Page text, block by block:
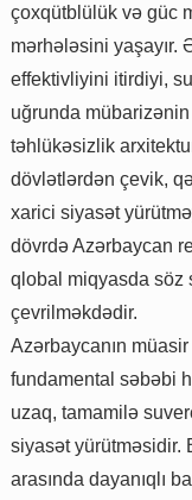
çoxqütblülük və güc
mərhələsini yaşayır.
effektivliyini itirdiyi,
uğrunda
təhlükəsizlik
dövlətlərdən çevik,
xarici siyasət
dövrdə Azərbaycan
qlobal miqyasda söz
çevrilməkdədir.
Azərbaycanın
fundamental səbəbi
uzaq, tamamilə
siyasət yürütməsidir.
arasında dayanıqlı